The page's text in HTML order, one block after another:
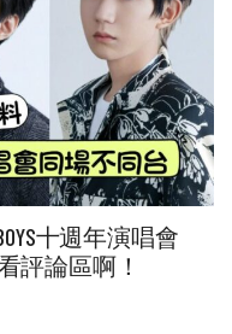
十週年演唱會
評論區啊！